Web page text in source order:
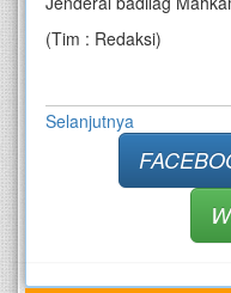
(Tim : Redaksi)
Selanjutnya